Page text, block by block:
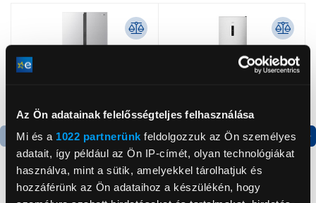
Az Ön adatainak felelősségteljes felhasználása
Mi és a 1022 partnerünk feldolgozzuk az Ön személyes
adatait, így például az Ön IP-címét, olyan technológiákat
használva, mint a sütik, amelyekkel tárolhatjuk és
hozzáférünk az Ön adataihoz a készülékén, hogy
Termék adatlap Termék adatlap